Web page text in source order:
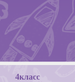
4класс